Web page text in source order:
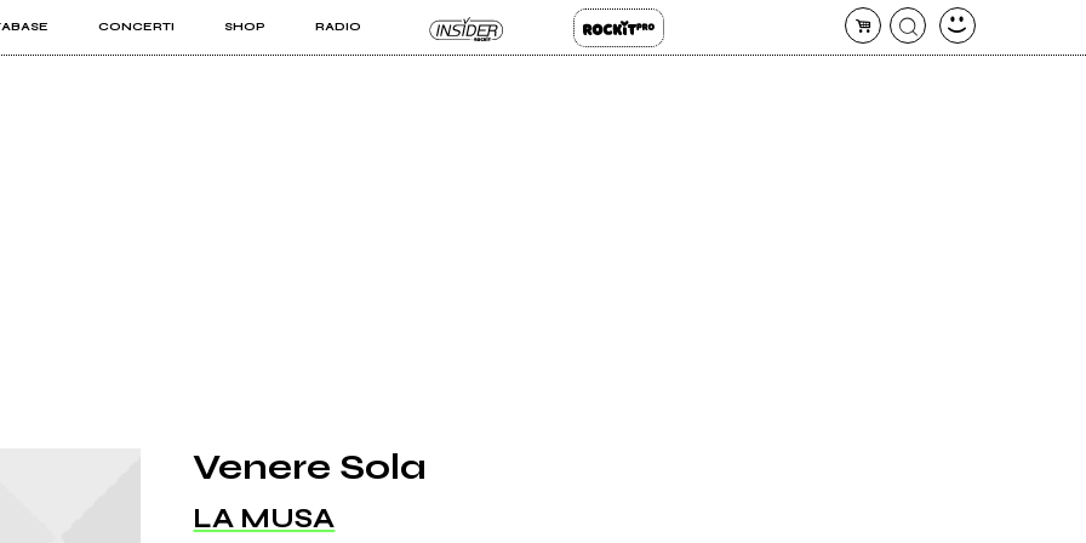
CONCERTI SHOP RADIO
PRO
Venere Sola
LA MUSA